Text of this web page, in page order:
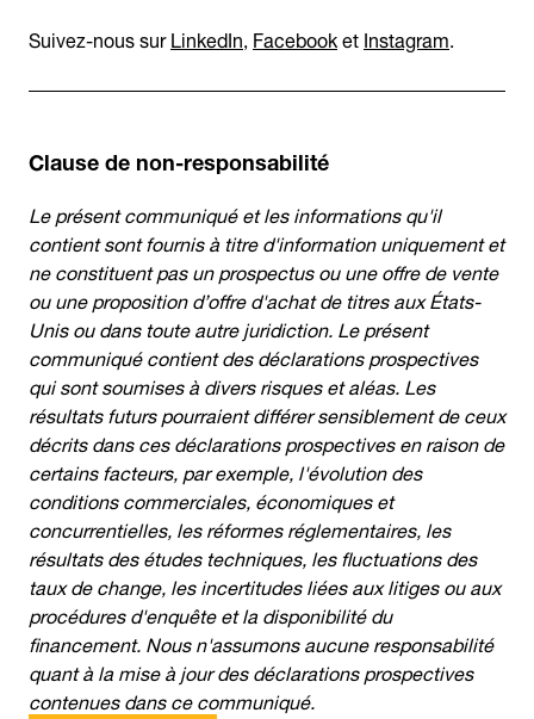
Suivez-nous surLinkedIn,FacebooketInstagram.
Clause de non-responsabilité
Le présent communiqué et les informations qu'il
contient sont fournis à titre d'information uniquement et
ne constituent pas un prospectus ou une offre de vente
ou une proposition d’offre d'achat de titres aux États-
Unis ou dans toute autre juridiction. Le présent
communiqué contient des déclarations prospectives
qui sont soumises à divers risques et aléas. Les
résultats futurs pourraient différer sensiblement de ceux
décrits dans ces déclarations prospectives en raison de
certains facteurs, par exemple, l'évolution des
conditions commerciales, économiques et
concurrentielles, les réformes réglementaires, les
résultats des études techniques, les fluctuations des
taux de change, les incertitudes liées aux litiges ou aux
procédures d'enquête et la disponibilité du
financement. Nous n'assumons aucune responsabilité
quant à la mise à jour des déclarations prospectives
contenues dans ce communiqué.